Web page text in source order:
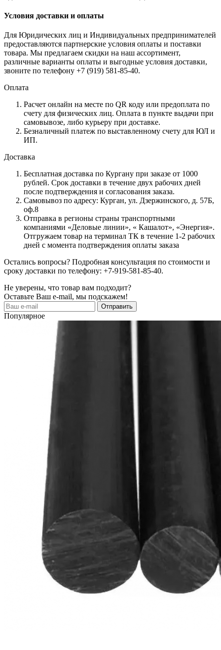
Условия доставки и оплаты
Для Юридических лиц и Индивидуальных предпринимателей
предоставляются партнерские условия оплаты и поставки
товара. Мы предлагаем скидки на наш ассортимент,
различные варианты оплаты и выгодные условия доставки,
звоните по телефону +7 (919) 581-85-40.
Оплата
Расчет онлайн на месте по QR коду или предоплата по
счету для физических лиц. Оплата в пункте выдачи при
самовывозе, либо курьеру при доставке.
Безналичный платеж по выставленному счету для ЮЛ и
ИП.
Доставка
Бесплатная доставка по Кургану при заказе от 1000
рублей. Срок доставки в течение двух рабочих дней
после подтверждения и согласования заказа.
Самовывоз по адресу: Курган, ул. Дзержинского, д. 57Б,
оф.8
Отправка в регионы страны транспортными
компаниями «Деловые линии», « Кашалот», «Энергия».
Отгружаем товар на терминал ТК в течение 1-2 рабочих
дней с момента подтверждения оплаты заказа
Остались вопросы? Подробная консультация по стоимости и
сроку доставки по телефону: +7-919-581-85-40.
Не уверены, что товар вам подходит?
Оставьте Ваш e-mail, мы подскажем!
Популярное